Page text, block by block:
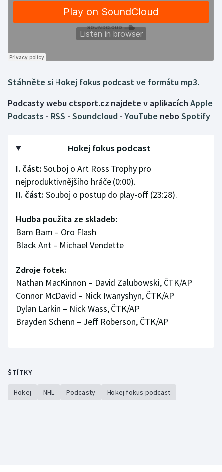
Krasobruslení
Lezení
Lyže a snowboard
Motorsport
Olympijské hry
Parasport
Plavání
Plážový volejbal
Ragby
Rychlobruslení
Rychlostní kanoistika
Stolní tenis
Stáhněte si Hokej fokus podcast ve formátu mp3.
Podcasty webu ctsport.cz najdete v aplikacích Apple
Podcasts - RSS - Soundcloud -YouTube nebo Spotify
Hokej fokus podcast
I. část: Souboj o Art Ross Trophy pro
nejproduktivnějšího hráče (0:00).
II. část: Souboj o postup do play-off (23:28).
Hudba použita ze skladeb:
Bam Bam – Oro Flash
Black Ant – Michael Vendette
Zdroje fotek:
Nathan MacKinnon – David Zalubowski, ČTK/AP
Connor McDavid – Nick Iwanyshyn, ČTK/AP
Dylan Larkin – Nick Wass, ČTK/AP
Brayden Schenn – Jeff Roberson, ČTK/AP
ŠTÍTKY
Hokej NHL Podcasty Hokej fokus podcast